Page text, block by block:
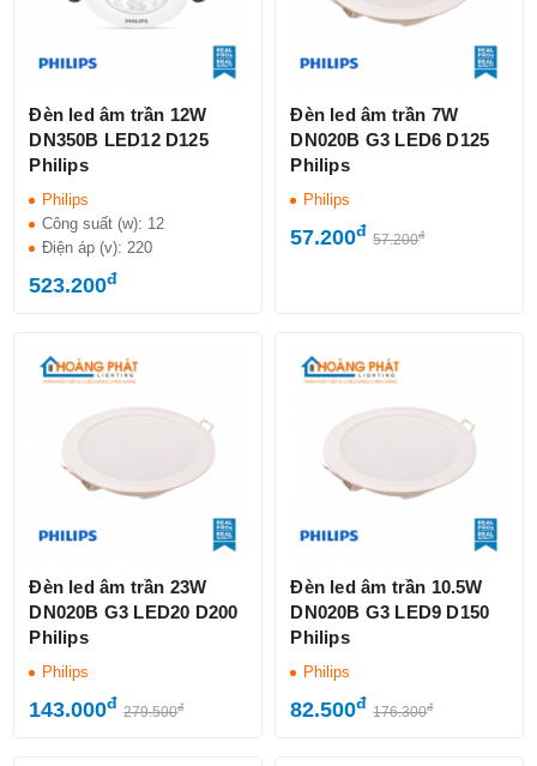
Đèn led âm trần 12W
DN350B LED12 D125
Philips
Philips
Công suất (w): 12
Điện áp (v): 220
523.200đ
Đèn led âm trần 7W
DN020B G3 LED6 D125
Philips
Philips
57.200đ 57.200đ
Đèn led âm trần 23W
DN020B G3 LED20 D200
Philips
Philips
143.000đ 279.500đ
Đèn led âm trần 10.5W
DN020B G3 LED9 D150
Philips
Philips
82.500đ 176.300đ